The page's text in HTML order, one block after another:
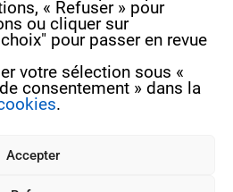
« Refuser » pour
ou cliquer sur
pour passer en revue
votre sélection sous «
consentement » dans la
.
Accepter
33370 TRESSES
56 40 69 99
suivre nos actualités ?